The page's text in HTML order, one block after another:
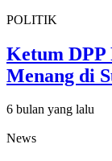
POLITIK
Ketum DPP
Menang di
6 bulan yang lalu
News